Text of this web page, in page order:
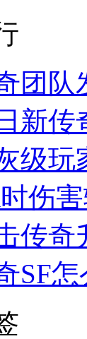
团队
新传
级玩
伤
传奇
SF